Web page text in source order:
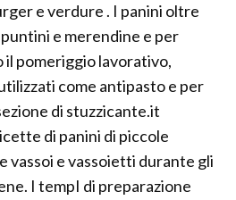
e verdure . I panini oltre
e merendine e per
il pomeriggio lavorativo,
come antipasto e per
di stuzzicante.it
di panini di piccole
vassoi e vassoietti durante gli
I tempI di preparazione